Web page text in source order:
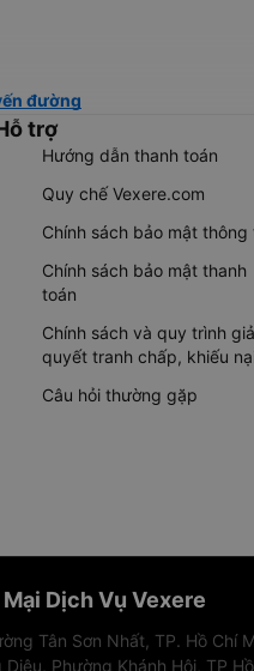
đường
trợ
Hướng dẫn thanh toán
Quy chế Vexere.com
Chính sách bảo mật thông
Chính sách bảo mật thanh
toán
Chính sách và quy trình
quyết tranh chấp, khiếu
Câu hỏi thường gặp
Dịch Vụ Vexere
Tân Sơn Nhất, TP. Hồ Chí
Phường Khánh Hội, TP Hồ